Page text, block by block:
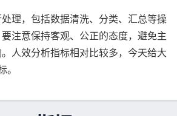
理，包括数据清洗、分类、汇总等操
注意保持客观、公正的态度，避免主
人效分析指标相对比较多，今天给大